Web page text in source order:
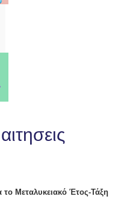
Μεταλυκειακό Έτος-Τάξη